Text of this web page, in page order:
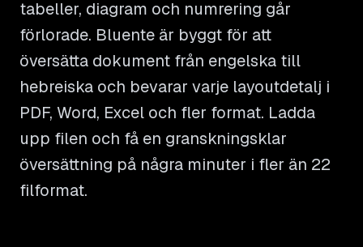
tabeller, diagram och numrering går
förlorade. Bluente är byggt för att
översätta dokument från engelska till
hebreiska och bevarar varje layoutdetalj i
PDF, Word, Excel och fler format. Ladda
upp filen och få en granskningsklar
översättning på några minuter i fler än 22
filformat.